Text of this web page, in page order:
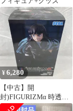
¥6,280
【中古】開
封)FIGURIZMα 時透無
一郎[91]